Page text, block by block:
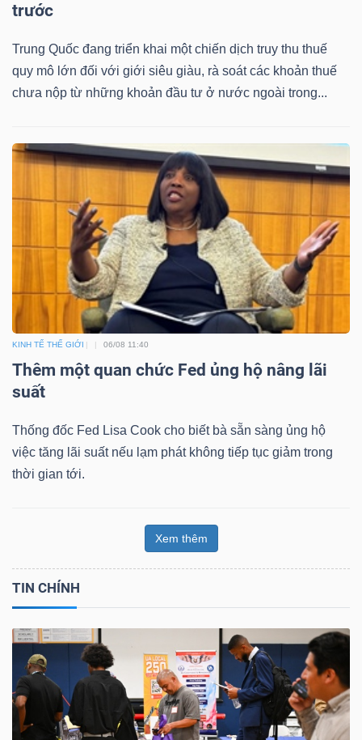
trước
Trung Quốc đang triển khai một chiến dịch truy thu thuế
quy mô lớn đối với giới siêu giàu, rà soát các khoản thuế
chưa nộp từ những khoản đầu tư ở nước ngoài trong...
KINH TẾ THẾ GIỚI 06/08 11:40
Thêm một quan chức Fed ủng hộ nâng lãi
suất
Thống đốc Fed Lisa Cook cho biết bà sẵn sàng ủng hộ
việc tăng lãi suất nếu lạm phát không tiếp tục giảm trong
thời gian tới.
Xem thêm
TIN CHÍNH